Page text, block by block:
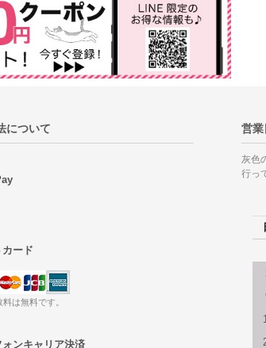
について
ード
は無料です。
ンキャリア決済
営業
灰色
行っ